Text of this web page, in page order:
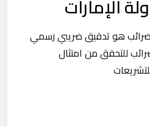
الإمارات
هو تدقيق ضريبي رسمي
للتحقق من امتثال